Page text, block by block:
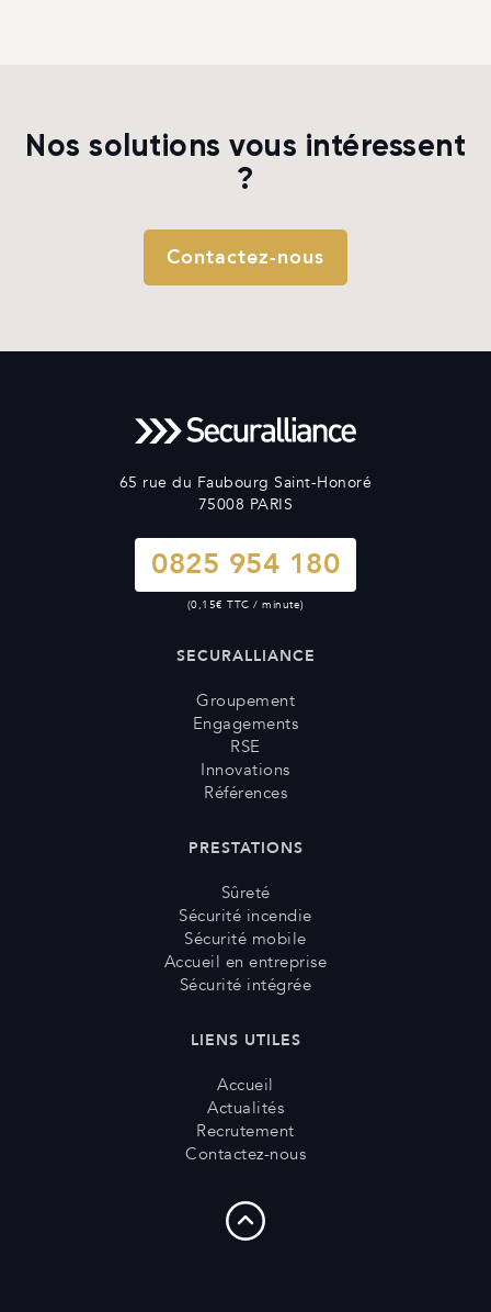
Nos solutions vous intéressent
?
Contactez-nous
65 rue du Faubourg Saint-Honoré
75008 PARIS
0825 954 180
(0,15€ TTC / minute)
SECURALLIANCE
Groupement
Engagements
RSE
Innovations
Références
PRESTATIONS
Sûreté
Sécurité incendie
Sécurité mobile
Accueil en entreprise
Sécurité intégrée
LIENS UTILES
Accueil
Actualités
Recrutement
Contactez-nous